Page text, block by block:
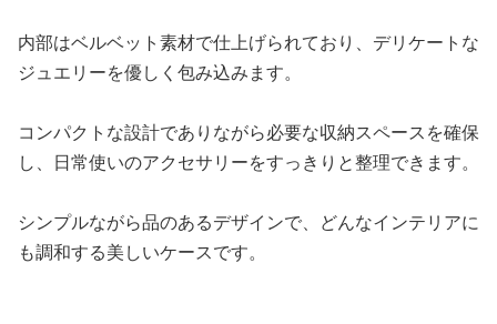
内部はベルベット素材で仕上げられており、デリケートな
ジュエリーを優しく包み込みます。
コンパクトな設計でありながら必要な収納スペースを確保
し、日常使いのアクセサリーをすっきりと整理できます。
シンプルながら品のあるデザインで、どんなインテリアに
も調和する美しいケースです。